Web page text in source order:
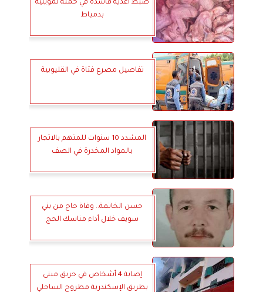
ضبط أغذية فاسدة في حملة تموينية
بدمياط
تفاصيل مصرع فتاة في القليوبية
المشدد 10 سنوات للمتهم بالاتجار
بالمواد المخدرة في الصف
حسن الخاتمة.. وفاة حاج من بني
سويف خلال أداء مناسك الحج
إصابة 4 أشخاص في حريق مبنى
بطريق الإسكندرية مطروح الساحلي